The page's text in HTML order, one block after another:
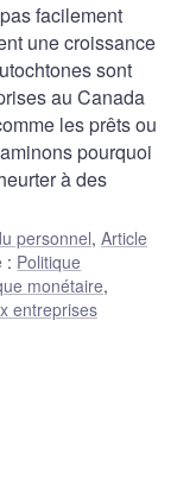
facilement
une croissance
sont
au Canada
les prêts ou
pourquoi
à des
personnel, Article
: Politique
monétaire,
entreprises